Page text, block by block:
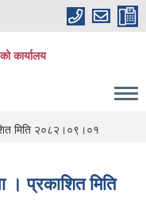
कार्यालय
मिति २०८२।०९।०१
। प्रकाशित मिति